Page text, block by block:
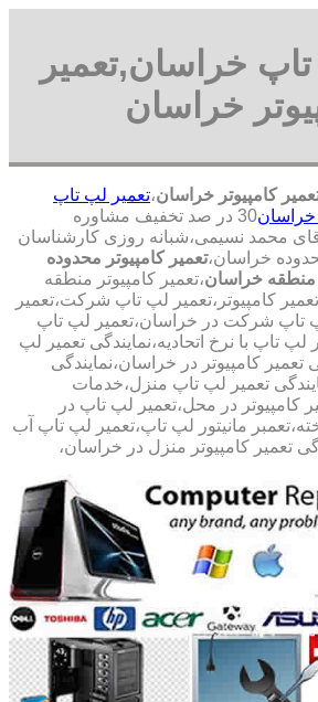
خراسان,تعمیر
خراسان
کامپیوتر خراسان،تعمیر لپ تاپ
خراسان
30 در صد تخفیف مشاوره
آقای محمد نسیمی،شبانه روزی کارشناسان
خراسان،تعمیر کامپیوتر محدوده
منطقه خراسان،تعمیر کامپیوتر منطقه
کامپیوتر،تعمیر لپ تاپ شرکت،تعمیر
تاپ شرکت در خراسان،تعمیر لپ تاپ
لپ تاپ با نرخ اتحادیه،نمایندگی تعمیر لپ
تعمیر کامپیوتر در خراسان،نمایندگی
تعمیر لپ تاپ منزل،خدمات
کامپیوتر در محل،تعمیر لپ تاپ در
مانیتور لپ تاپ،تعمیر لپ تاپ آب
تعمیر کامپیوتر منزل در خراسان،